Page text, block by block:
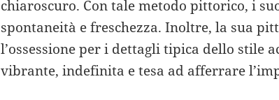
chiaroscuro. Con tale metodo pittorico, i
spontaneità e freschezza. Inoltre, la sua
l’ossessione per i dettagli tipica dello stile
vibrante, indefinita e tesa ad afferrare